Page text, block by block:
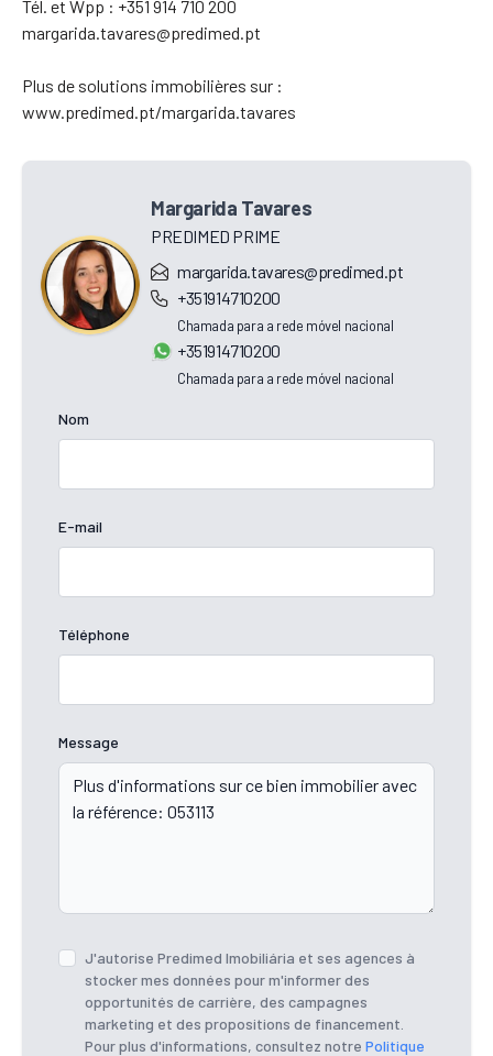
Tél. et Wpp : +351 914 710 200
margarida.tavares@predimed.pt
Plus de solutions immobilières sur :
www.predimed.pt/margarida.tavares
Margarida Tavares
PREDIMED PRIME
margarida.tavares@predimed.pt
+351914710200
Chamada para a rede móvel nacional
+351914710200
Chamada para a rede móvel nacional
Nom
E-mail
Téléphone
Message
J'autorise Predimed Imobiliária et ses agences à
stocker mes données pour m'informer des
opportunités de carrière, des campagnes
marketing et des propositions de financement.
Pour plus d'informations, consultez notre Politique